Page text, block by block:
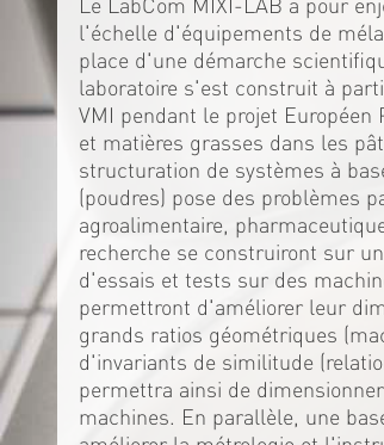
l'échelle d'équipements de
place d'une démarche
laboratoire s'est construit à
VMI pendant le projet
et matières grasses dans les
structuration de systèmes à
(poudres) pose des problèmes
agroalimentaire,
recherche se construiront sur
d'essais et tests sur des
permettront d'améliorer leur
grands ratios géométriques
d'invariants de similitude
permettra ainsi de
machines. En parallèle, une